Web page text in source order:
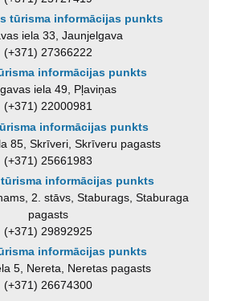
tūrisma informācijas punkts
iela 33, Jaunjelgava
(+371) 27366222
informācijas punkts
iela 49, Pļaviņas
(+371) 22000981
informācijas punkts
85, Skrīveri, Skrīveru pagasts
(+371) 25661983
informācijas punkts
2. stāvs, Staburags, Staburaga
pagasts
(+371) 29892925
informācijas punkts
5, Nereta, Neretas pagasts
(+371) 26674300